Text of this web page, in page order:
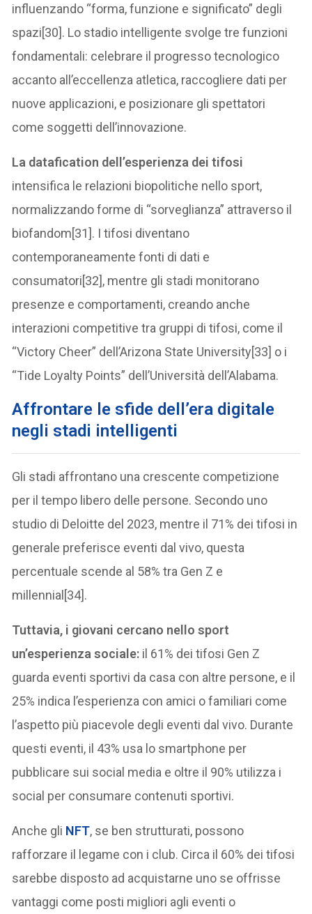
influenzando “forma, funzione e significato” degli
spazi[30]. Lo stadio intelligente svolge tre funzioni
fondamentali: celebrare il progresso tecnologico
accanto all’eccellenza atletica, raccogliere dati per
nuove applicazioni, e posizionare gli spettatori
come soggetti dell’innovazione.
La datafication dell’esperienza dei tifosi
intensifica le relazioni biopolitiche nello sport,
normalizzando forme di “sorveglianza” attraverso il
biofandom[31]. I tifosi diventano
contemporaneamente fonti di dati e
consumatori[32], mentre gli stadi monitorano
presenze e comportamenti, creando anche
interazioni competitive tra gruppi di tifosi, come il
“Victory Cheer” dell’Arizona State University[33] o i
“Tide Loyalty Points” dell’Università dell’Alabama.
Affrontare le sfide dell’era digitale
negli stadi intelligenti
Gli stadi affrontano una crescente competizione
per il tempo libero delle persone. Secondo uno
studio di Deloitte del 2023, mentre il 71% dei tifosi in
generale preferisce eventi dal vivo, questa
percentuale scende al 58% tra Gen Z e
millennial[34].
Tuttavia, i giovani cercano nello sport
un’esperienza sociale: il 61% dei tifosi Gen Z
guarda eventi sportivi da casa con altre persone, e il
25% indica l’esperienza con amici o familiari come
l’aspetto più piacevole degli eventi dal vivo. Durante
questi eventi, il 43% usa lo smartphone per
pubblicare sui social media e oltre il 90% utilizza i
social per consumare contenuti sportivi.
Anche gli NFT, se ben strutturati, possono
rafforzare il legame con i club. Circa il 60% dei tifosi
sarebbe disposto ad acquistarne uno se offrisse
vantaggi come posti migliori agli eventi o